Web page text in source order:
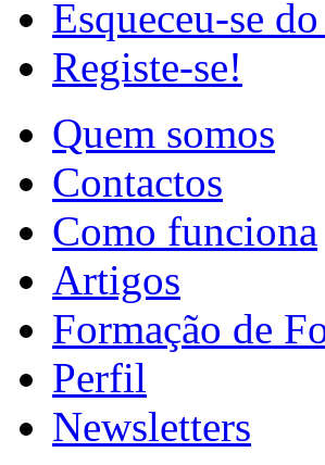
Esqueceu-se
Registe-se!
Quem somos
Contactos
Como funciona
Artigos
Formação de
Perfil
Newsletters